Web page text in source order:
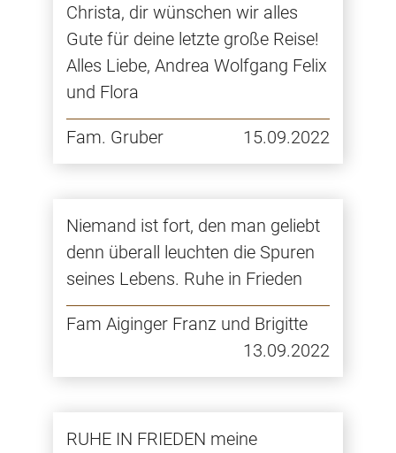
Christa, dir wünschen wir alles
Gute für deine letzte große Reise!
Alles Liebe, Andrea Wolfgang Felix
und Flora
Fam. Gruber 15.09.2022
Niemand ist fort, den man geliebt
denn überall leuchten die Spuren
seines Lebens. Ruhe in Frieden
Fam Aiginger Franz und Brigitte
13.09.2022
RUHE IN FRIEDEN meine